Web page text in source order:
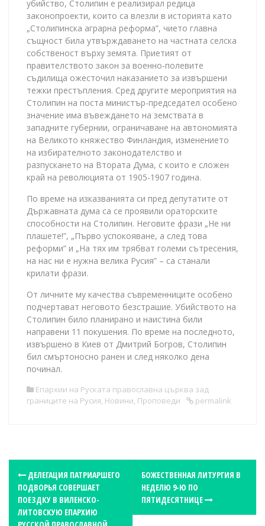
убийство, Столипин е реализирал редица
законопроекти, които са влезли в историята като
„Столипинска аграрна реформа”, чието главна
същност била утвърждаването на частната селска
собственост върху земята. Приетият от
правителството закон за военно-полевите
съдилища ожесточил наказанието за извършени
тежки престъпления. Сред другите мероприятия на
Столипин на поста министър-председател особено
значение има въвеждането на земствата в
западните губернии, ограничаване на автономията
на Великото княжество Финландия, изменението
на избирателното законодателство и
разпускането на Втората Дума, с които е сложен
край на революцията от 1905-1907 година.
По време на изказванията си пред депутатите от
Държавната дума са се проявили ораторските
способности на Столипин. Неговите фрази „Не ни
плашете!”, „Първо успокояване, а след това
реформи” и „На тях им трябват големи сътресения,
на нас ни е нужна велика Русия” – са станали
крилати фрази.
От личните му качества съвременниците особено
подчертават неговото безстрашие. Убийството на
Столипин било планирано и наистина били
направени 11 покушения. По време на последното,
извършено в Киев от Дмитрий Богров, Столипин
бил смъртоносно ранен и след няколко дена
починал.
Епархии на Руската православна църква зад
границите на Русия Новини Проповеди permalink
ДЕЛЕГАЦИЯ ПАТРИАРШЕГО
ПОДВОРЬЯ СОВЕРШАЕТ
ПОЕЗДКУ В ВИЛЕНСКО-
ЛИТОВСКУЮ ЕПАРХИЮ
БОЖЕСТВЕННАЯ ЛИТУРГИЯ В
НЕДЕЛЮ 9-Ю ПО
ПЯТИДЕСЯТНИЦЕ